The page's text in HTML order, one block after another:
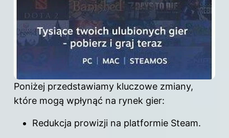
Poniżej przedstawiamy kluczowe zmiany,
które mogą wpłynąć na rynek gier:
Redukcja prowizji na platformie Steam.